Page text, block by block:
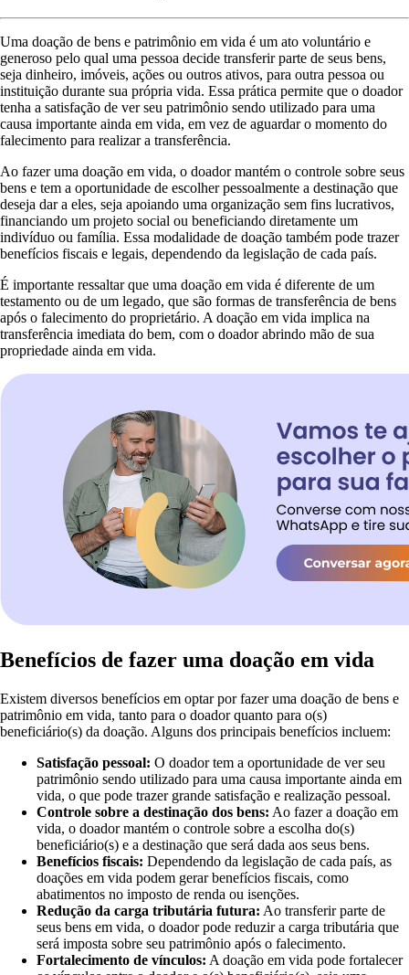
Uma doação de bens e patrimônio em vida é um ato voluntário e
generoso pelo qual uma pessoa decide transferir parte de seus bens,
seja dinheiro, imóveis, ações ou outros ativos, para outra pessoa ou
instituição durante sua própria vida. Essa prática permite que o doador
tenha a satisfação de ver seu patrimônio sendo utilizado para uma
causa importante ainda em vida, em vez de aguardar o momento do
falecimento para realizar a transferência.
Ao fazer uma doação em vida, o doador mantém o controle sobre seus
bens e tem a oportunidade de escolher pessoalmente a destinação que
deseja dar a eles, seja apoiando uma organização sem fins lucrativos,
financiando um projeto social ou beneficiando diretamente um
indivíduo ou família. Essa modalidade de doação também pode trazer
benefícios fiscais e legais, dependendo da legislação de cada país.
É importante ressaltar que uma doação em vida é diferente de um
testamento ou de um legado, que são formas de transferência de bens
após o falecimento do proprietário. A doação em vida implica na
transferência imediata do bem, com o doador abrindo mão de sua
propriedade ainda em vida.
Benefícios de fazer uma doação em vida
Existem diversos benefícios em optar por fazer uma doação de bens e
patrimônio em vida, tanto para o doador quanto para o(s)
beneficiário(s) da doação. Alguns dos principais benefícios incluem:
Satisfação pessoal: O doador tem a oportunidade de ver seu
patrimônio sendo utilizado para uma causa importante ainda em
vida, o que pode trazer grande satisfação e realização pessoal.
Controle sobre a destinação dos bens: Ao fazer a doação em
vida, o doador mantém o controle sobre a escolha do(s)
beneficiário(s) e a destinação que será dada aos seus bens.
Benefícios fiscais: Dependendo da legislação de cada país, as
doações em vida podem gerar benefícios fiscais, como
abatimentos no imposto de renda ou isenções.
Redução da carga tributária futura: Ao transferir parte de
seus bens em vida, o doador pode reduzir a carga tributária que
será imposta sobre seu patrimônio após o falecimento.
Fortalecimento de vínculos: A doação em vida pode fortalecer